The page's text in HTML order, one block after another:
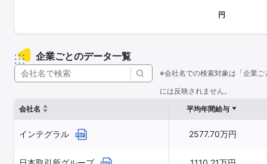
企業ごとのデータ一覧
※会社名での検索対象は「企業
には反映されません。
会社名
平均年間給与
インテグラル 2577.70万円